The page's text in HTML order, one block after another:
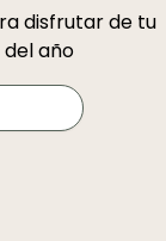
disfrutar de tu
año